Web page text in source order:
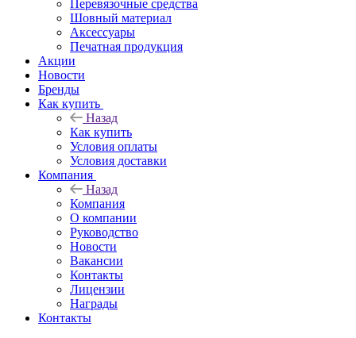
Перевязочные средства
Шовный материал
Аксессуары
Печатная продукция
Акции
Новости
Бренды
Как купить
Назад
Как купить
Условия оплаты
Условия доставки
Компания
Назад
Компания
О компании
Руководство
Новости
Вакансии
Контакты
Лицензии
Награды
Контакты